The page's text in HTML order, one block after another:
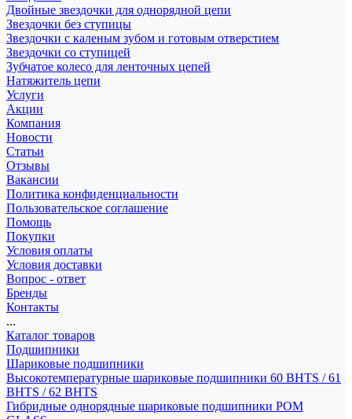
Двойные звездочки для однорядной цепи
Звездочки без ступицы
Звездочки с каленым зубом и готовым отверстием
Звездочки со ступицей
Зубчатое колесо для ленточных цепей
Натяжитель цепи
Услуги
Акции
Компания
Новости
Статьи
Отзывы
Вакансии
Политика конфиденциальности
Пользовательское соглашение
Помощь
Покупки
Условия оплаты
Условия доставки
Вопрос - ответ
Бренды
Контакты
...
Каталог товаров
Подшипники
Шариковые подшипники
Высокотемпературные шариковые подшипники 60 BHTS / 61
BHTS / 62 BHTS
Гибридные однорядные шариковые подшипники POM